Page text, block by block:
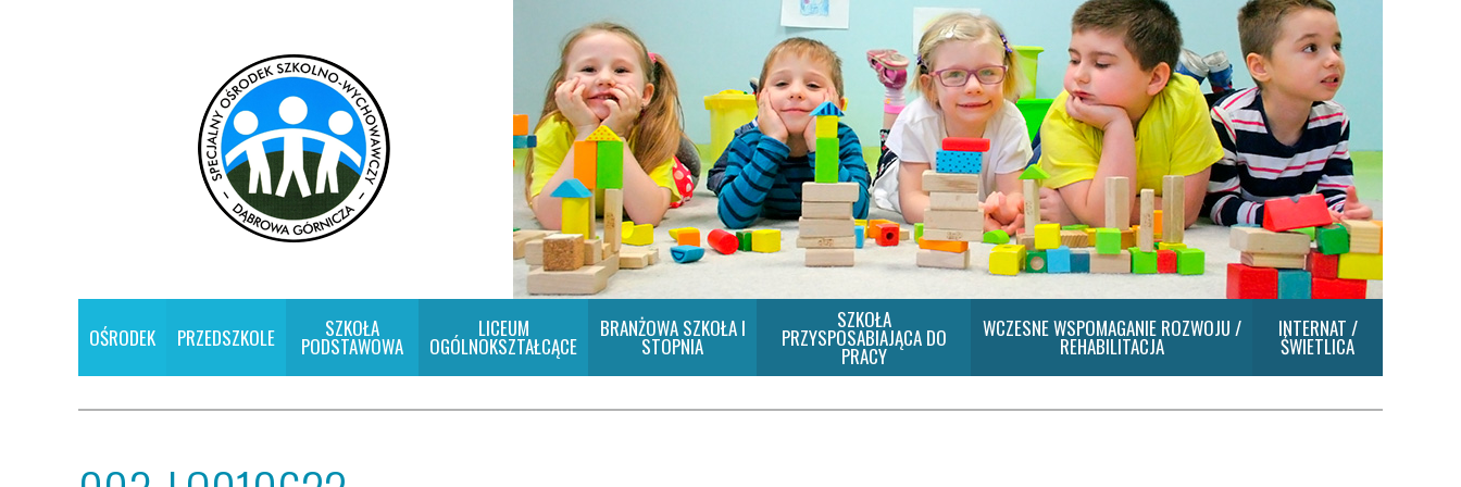
OŚRODEK PRZEDSZKOLE SZKOŁA
PODSTAWOWA
LICEUM
OGÓLNOKSZTAŁCĄCE
BRANŻOWA SZKOŁA I
STOPNIA
SZKOŁA
PRZYSPOSABIAJĄCA DO
PRACY
WCZESNE WSPOMAGANIE ROZWOJU /
REHABILITACJA
INTERNAT /
ŚWIETLICA